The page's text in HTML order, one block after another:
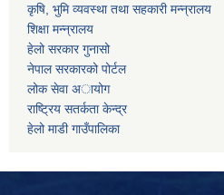
कृषि, भुमि व्यवस्था तथा सहकारी मन्न्रालय
शिक्षा मन्न्रालय
हेलो सरकार गुनासो
नेपाल सरकारको पोर्टल
लोक सेवा अायोग
राष्ट्रिय सतर्कता केन्द्र
हेलो माडी गाउँपालिका